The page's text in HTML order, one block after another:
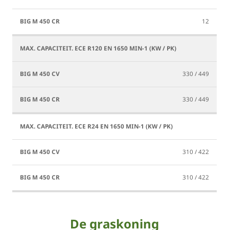
12
330 / 449
330 / 449
310 / 422
310 / 422
De graskoning